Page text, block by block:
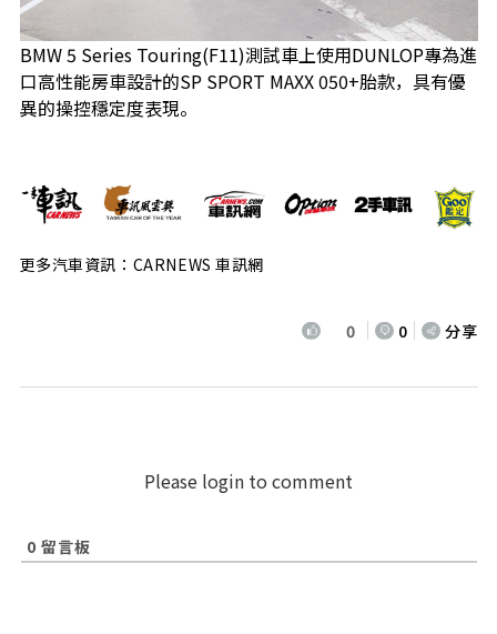
BMW 5 Series Touring(F11)測試車上使用DUNLOP專為進
口高性能房車設計的SP SPORT MAXX 050+胎款，具有優
異的操控穩定度表現。
更多汽車資訊：CARNEWS 車訊網
0 0 分享
Please login to comment
0 留言板